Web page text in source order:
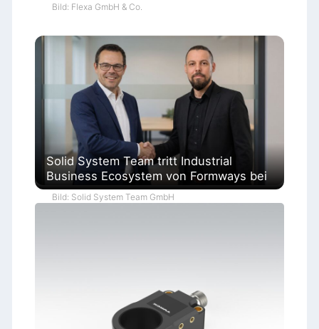
Bild: Flexa GmbH & Co.
Solid System Team tritt Industrial
Business Ecosystem von Formways bei
Bild: Solid System Team GmbH